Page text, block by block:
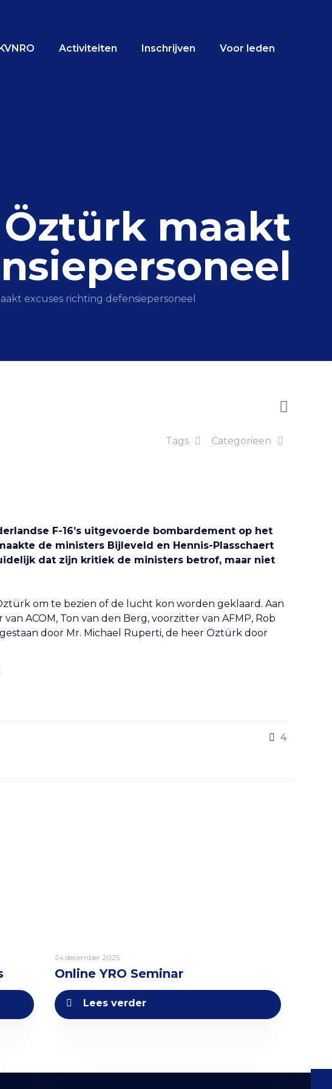
Activiteiten Inschrijven Voor leden
maakt
excuses richting defensiepersoneel
Categorieen
Tags
F-16’s uitgevoerde bombardement op het
de ministers Bijleveld en Hennis-Plasschaert
dat zijn kritiek de ministers betrof, maar niet
om te bezien of de lucht kon worden geklaard. Aan
ACOM, Ton van den Berg, voorzitter van AFMP, Rob
door Mr. Michael Ruperti, de heer Öztürk door
4
24 december 2025
Online YRO Seminar
Lees verder